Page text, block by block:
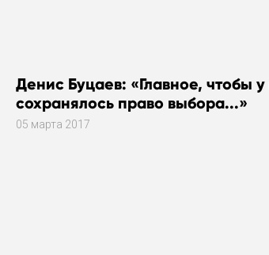
Денис Буцаев: «Главное, чтобы у
сохранялось право выбора...»
05 марта 2017